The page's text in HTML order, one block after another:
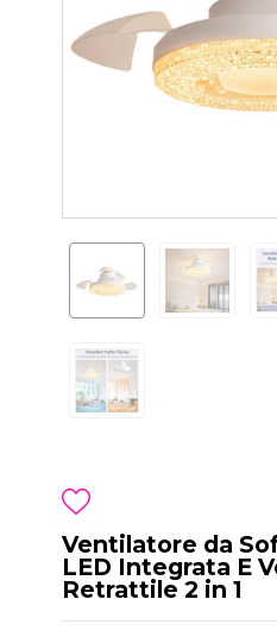
Ventilatore da
LED Integrata E
Retrattile 2 in 1